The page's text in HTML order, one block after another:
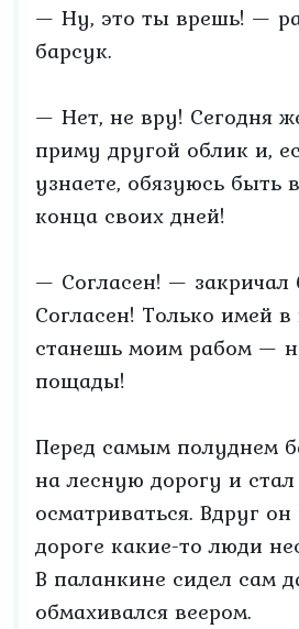
— Ну, это ты врешь! —
барсук.
— Нет, не вру! Сегодня
приму другой облик и,
узнаете, обязуюсь быть
конца своих дней!
— Согласен! — закричал
Согласен! Только имей
станешь моим рабом —
пощады!
Перед самым полуднем
на лесную дорогу и стал
осматриваться. Вдруг
дороге какие-то люди
В паланкине сидел сам
обмахивался веером.